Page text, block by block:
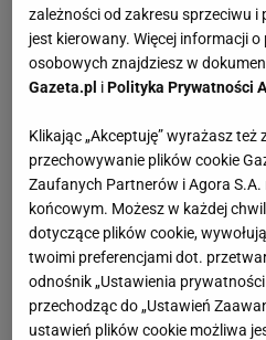
zależności od zakresu sprzeciwu
jest kierowany. Więcej informacji
osobowych znajdziesz w
Gazeta.pl iPolityka Prywatności
Klikając „Akceptuję” wyrażasz
przechowywanie plików cookie
Zaufanych Partnerów i Agora
końcowym. Możesz w każdej
dotyczące plików cookie,
twoimi preferencjami dot.
odnośnik „Ustawienia
przechodząc do „Ustawień
ustawień plików cookie możliwa